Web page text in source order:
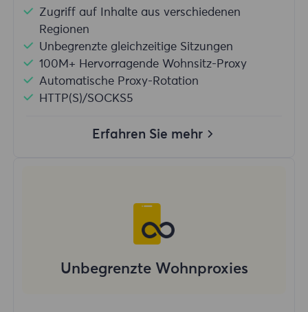
Zugriff auf Inhalte aus verschiedenen
Regionen
Unbegrenzte gleichzeitige Sitzungen
100M+ Hervorragende Wohnsitz-Proxy
Automatische Proxy-Rotation
HTTP(S)/SOCKS5
Erfahren Sie mehr
Unbegrenzte Wohnproxies